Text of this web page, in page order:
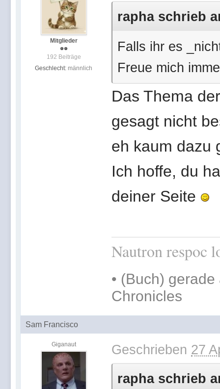
Mitglieder
192 Beiträge
Geschlecht: männlich
rapha schrieb
Falls ihr es
Freue mich
Das Thema
gesagt nicht
eh kaum dazu
Ich hoffe, du
deiner Seite
Nautron respoc
• (Buch) gerade
Chronicles
Sam Francisco
Giganaut Geschrieben 27
rapha schrieb